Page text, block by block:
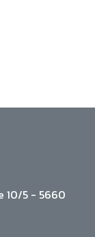
10/5 - 5660